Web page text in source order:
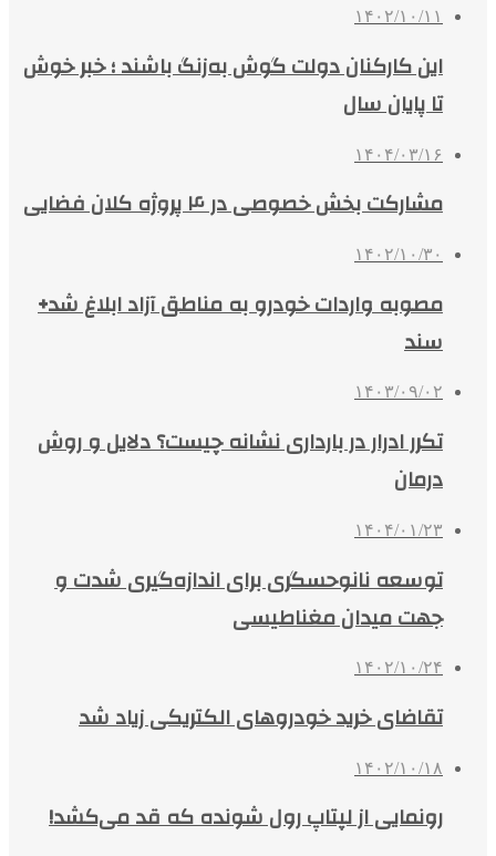
۱۴۰۲/۱۰/۱۱
این کارکنان دولت گوش به‌زنگ باشند ؛‌ خبر خوش
تا پایان سال
۱۴۰۴/۰۳/۱۶
مشارکت بخش خصوصی در ۴ پروژه کلان فضایی
۱۴۰۲/۱۰/۳۰
مصوبه واردات خودرو به مناطق آزاد ابلاغ شد+
سند
۱۴۰۳/۰۹/۰۲
تکرر ادرار در بارداری نشانه چیست؟ دلایل و روش
درمان
۱۴۰۴/۰۱/۲۳
توسعه نانوحسگری برای اندازه‌گیری شدت و
جهت میدان مغناطیسی
۱۴۰۲/۱۰/۲۴
تقاضای خرید خودروهای الکتریکی زیاد شد
۱۴۰۲/۱۰/۱۸
رونمایی از لپتاپ رول شونده که قد می‌کشد!